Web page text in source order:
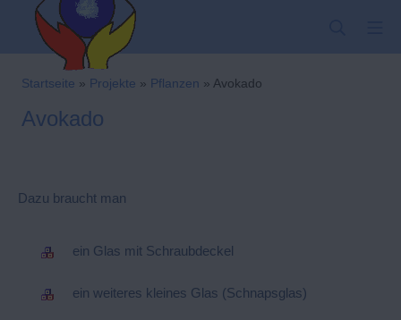
springen
Kindergarten-
Startseite » Projekte » Pflanzen » Avokado
Avokado
Dazu braucht man
ein Glas mit Schraubdeckel
ein weiteres kleines Glas (Schnapsglas)